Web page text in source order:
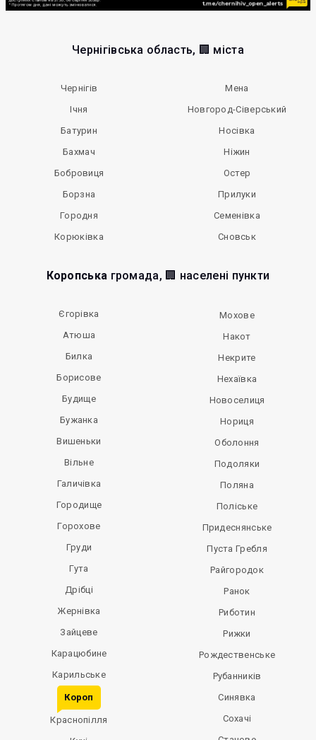
Чернігівська область, 🏢 міста
Чернігів
Ічня
Батурин
Бахмач
Бобровиця
Борзна
Городня
Корюківка
Мена
Новгород-Сіверський
Носівка
Ніжин
Остер
Прилуки
Семенівка
Сновськ
Коропська громада, 🏢 населені пункти
Єгорівка
Атюша
Билка
Борисове
Будище
Бужанка
Вишеньки
Вільне
Галичівка
Городище
Горохове
Груди
Гута
Дрібці
Жернівка
Зайцеве
Карацюбине
Карильське
Короп
Краснопілля
Мохове
Накот
Некрите
Нехаївка
Новоселиця
Нориця
Оболоння
Подоляки
Поляна
Поліське
Придеснянське
Пуста Гребля
Райгородок
Ранок
Риботин
Рижки
Рождественське
Рубанників
Синявка
Сохачі